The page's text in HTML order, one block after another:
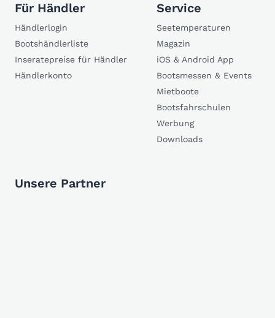
Für Händler
Händlerlogin
Bootshändlerliste
Inseratepreise für Händler
Händlerkonto
Service
Seetemperaturen
Magazin
iOS & Android App
Bootsmessen & Events
Mietboote
Bootsfahrschulen
Werbung
Downloads
Unsere Partner